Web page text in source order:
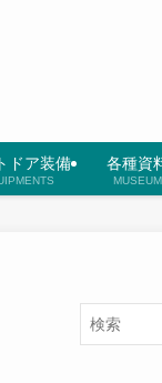
ドア装備 各種資
MUSEUM